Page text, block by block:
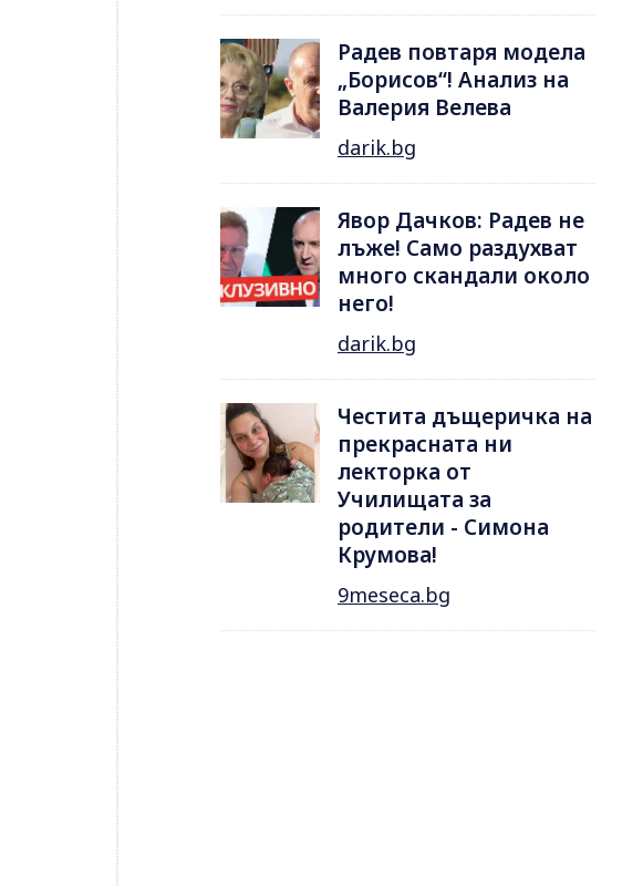
Радев повтаря модела
„Борисов“! Анализ на
Валерия Велева
darik.bg
Явор Дачков: Радев не
лъже! Само раздухват
много скандали около
него!
darik.bg
Честита дъщеричка на
прекрасната ни
лекторка от
Училищата за
родители - Симона
Крумова!
9meseca.bg